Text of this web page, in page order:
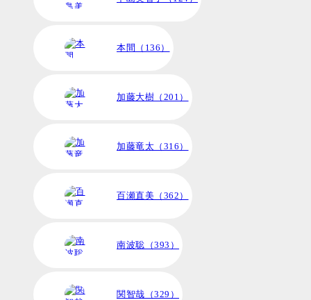
本間（136）
加藤大樹（201）
加藤竜太（316）
百瀬直美（362）
南波聡（393）
関智哉（329）